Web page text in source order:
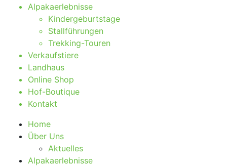
Alpa­ka­er­leb­nis­se
Kin­der­ge­burts­ta­ge
Stall­füh­run­gen
Tre­k­­king-Tou­­ren
Ver­kaufs­tie­re
Land­haus
Online Shop
Hof-Bou­­tique
Kon­takt
Home
Über Uns
Aktu­el­les
Alpa­ka­er­leb­nis­se